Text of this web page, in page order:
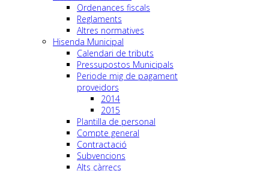
Ordenances fiscals
Reglaments
Altres normatives
Hisenda Municipal
Calendari de tributs
Pressupostos Municipals
Periode mig de pagament
proveidors
2014
2015
Plantilla de personal
Compte general
Contractació
Subvencions
Alts càrrecs